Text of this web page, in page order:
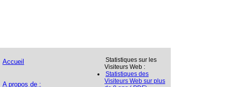
Accueil
A propos de :
Statistiques sur les
Visiteurs Web :
Statistiques des
Visiteurs Web sur plus